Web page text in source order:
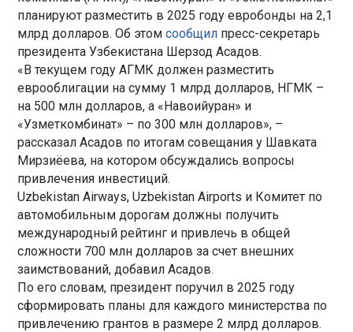
планируют разместить в 2025 году евробонды на 2,1
млрд долларов. Об этомсообщил пресс-секретарь
президента Узбекистана Шерзод Асадов.
«В текущем году АГМК должен разместить
еврооблигации на сумму 1 млрд долларов, НГМК –
на 500 млн долларов, а «Навоийуран» и
«Узметкомбинат» – по 300 млн долларов», –
рассказал Асадов по итогам совещания у Шавката
Мирзиёева, на котором обсуждались вопросы
привлечения инвестиций.
Uzbekistan Airways, Uzbekistan Airports и Комитет по
автомобильным дорогам должны получить
международный рейтинг и привлечь в общей
сложности 700 млн долларов за счет внешних
заимствований, добавил Асадов.
По его словам, президент поручил в 2025 году
сформировать планы для каждого министерства по
привлечению грантов в размере 2 млрд долларов.